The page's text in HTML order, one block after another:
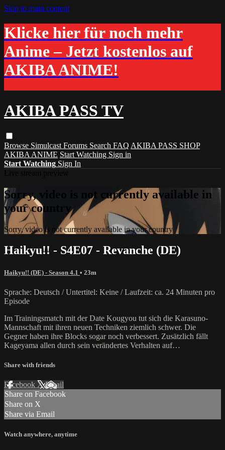
Skip to main content
Klicke hier für noch mehr
Anime – Jetzt kostenlos auf
AKIBA ANIME!
AKIBA PASS TV
Browse Simulcast Forums Search FAQ AKIBA PASS SHOP
AKIBA ANIME Start Watching Sign in
Start Watching Sign In
Sorry, video is not currently available in
your country
Sorry, video is not currently available in your country
Haikyu!! - S4E07 - Revanche (DE)
Haikyu!! (DE) - Season 4.1 • 23m
Sprache: Deutsch / Untertitel: Keine / Laufzeit: ca. 24 Minuten pro
Episode
Im Trainingsmatch mit der Date Kougyou tut sich die Karasuno-
Mannschaft mit ihren neuen Techniken ziemlich schwer. Die
Gegner haben ihre Blocks sogar noch verbessert. Zusätzlich fällt
Kageyama allen durch sein verändertes Verhalten auf…
Share with friends
Facebook XEmail
Share on Facebook
Share on X
Share via Email
Watch anywhere, anytime